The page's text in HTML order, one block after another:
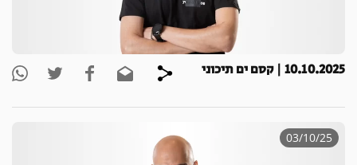
10.10.2025 | קסם ים תיכוני
03/10/25